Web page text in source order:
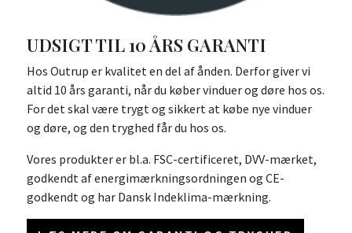
UDSIGT TIL 10 ÅRS GARANTI
Hos Outrup er kvalitet en del af ånden. Derfor giver vi
altid 10 års garanti, når du køber vinduer og døre hos os.
For det skal være trygt og sikkert at købe nye vinduer
og døre, og den tryghed får du hos os.
Vores produkter er bl.a. FSC-certificeret, DVV-mærket,
godkendt af energimærkningsordningen og CE-
godkendt og har Dansk Indeklima-mærkning.